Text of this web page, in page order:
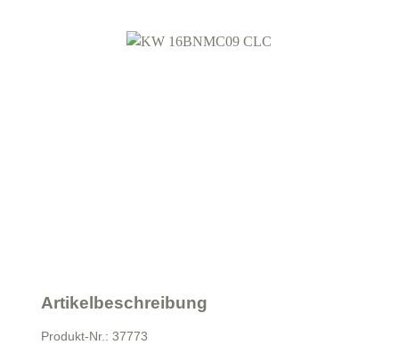
Artikelbeschreibung
Produkt-Nr.: 37773